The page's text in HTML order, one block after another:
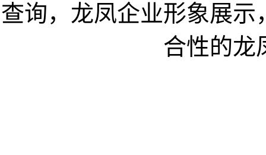
查询，龙凤企业形象展
合性的龙